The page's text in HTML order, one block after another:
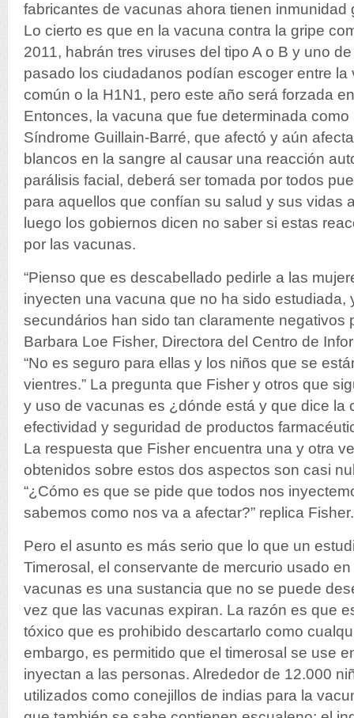
fabricantes de vacunas ahora tienen
Lo cierto es que en la vacuna contra la gripe
2011, habrán tres viruses del tipo A o B y uno
pasado los ciudadanos podían escoger entre la
común o la H1N1, pero este año será forzada
Entonces, la vacuna que fue determinada
Síndrome Guillain-Barré, que afectó y aún
blancos en la sangre al causar una reacción
parálisis facial, deberá ser tomada por todos
para aquellos que confían su salud y sus vidas
luego los gobiernos dicen no saber si estas
por las vacunas.
“Pienso que es descabellado pedirle a las
inyecten una vacuna que no ha sido estudiada,
secundários han sido tan claramente negativos
Barbara Loe Fisher, Directora del Centro de
“No es seguro para ellas y los niños que se
vientres.” La pregunta que Fisher y otros que
y uso de vacunas es ¿dónde está y que dice la
efectividad y seguridad de productos
La respuesta que Fisher encuentra una y otra
obtenidos sobre estos dos aspectos son casi
“¿Cómo es que se pide que todos nos
sabemos como nos va a afectar?” replica Fisher.
Pero el asunto es más serio que lo que un
Timerosal, el conservante de mercurio usado
vacunas es una sustancia que no se puede
vez que las vacunas expiran. La razón es que
tóxico que es prohibido descartarlo como
embargo, es permitido que el timerosal se use
inyectan a las personas. Alrededor de 12.000
utilizados como conejillos de indias para la